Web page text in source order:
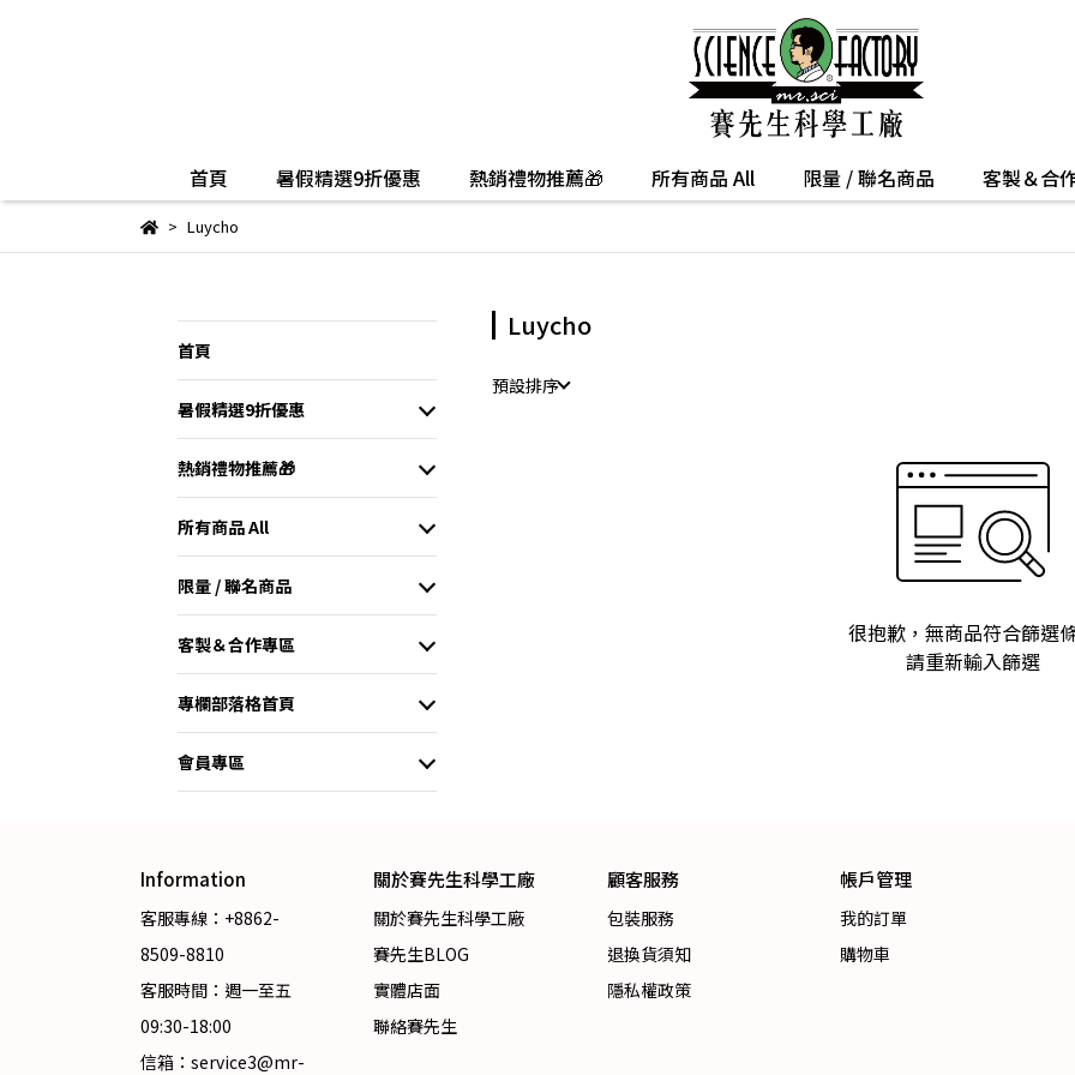
首頁 暑假精選9折優惠 熱銷禮物推薦🎁 所有商品 All 限量 / 聯名商品 客製＆合
Luycho
首頁
暑假精選9折優惠
熱銷禮物推薦🎁
所有商品 All
限量 / 聯名商品
客製＆合作專區
專欄部落格首頁
會員專區
Luycho
預設排序
很抱歉，無商品符合篩選
請重新輸入篩選
Information
客服專線：+8862-
8509-8810
客服時間：週一至五
09:30-18:00
信箱：service3@mr-
關於賽先生科學工廠
關於賽先生科學工廠
賽先生BLOG
實體店面
聯絡賽先生
顧客服務
包裝服務
退換貨須知
隱私權政策
帳戶管理
我的訂單
購物車